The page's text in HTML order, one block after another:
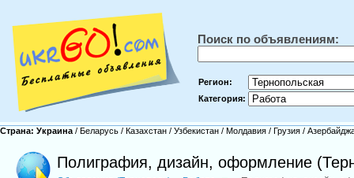
Поиск по объявлениям:
Регион:
Категория:
Страна: Украина / Беларусь / Казахстан / Узбекистан / Молдавия / Грузия /
Полиграфия, дизайн, оформление